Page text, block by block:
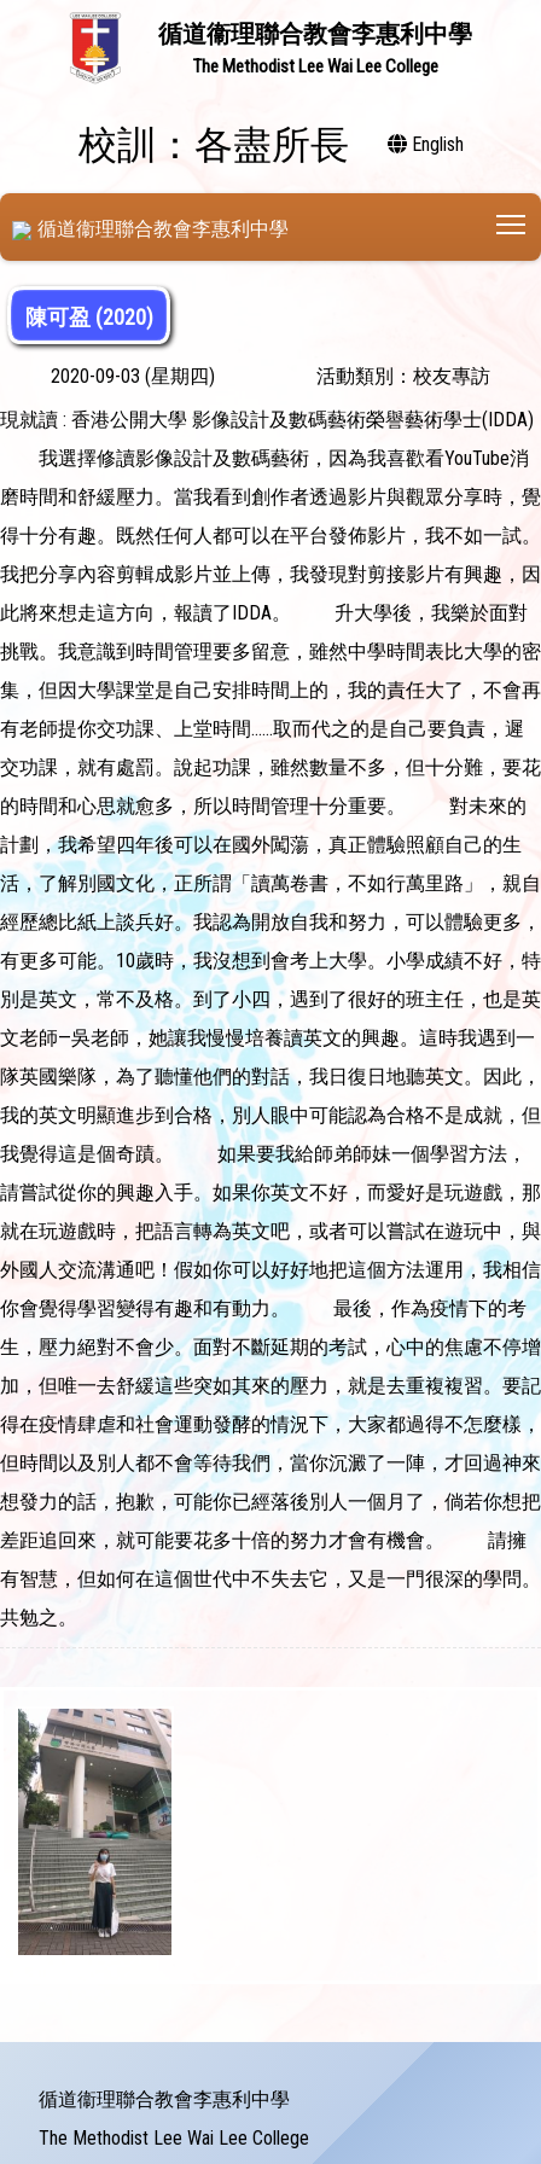
循道衞理聯合教會李惠利中學
The Methodist Lee Wai Lee College
校訓：各盡所長 English
循道衞理聯合教會李惠利中學
陳可盈 (2020)
2020-09-03 (星期四)
活動類別：校友專訪
現就讀 : 香港公開大學 影像設計及數碼藝術榮譽藝術學士(IDDA)
我選擇修讀影像設計及數碼藝術，因為我喜歡看YouTube消
磨時間和舒緩壓力。當我看到創作者透過影片與觀眾分享時，覺
得十分有趣。既然任何人都可以在平台發佈影片，我不如一試。
我把分享內容剪輯成影片並上傳，我發現對剪接影片有興趣，因
此將來想走這方向，報讀了IDDA。 升大學後，我樂於面對
挑戰。我意識到時間管理要多留意，雖然中學時間表比大學的密
集，但因大學課堂是自己安排時間上的，我的責任大了，不會再
有老師提你交功課、上堂時間......取而代之的是自己要負責，遲
交功課，就有處罰。說起功課，雖然數量不多，但十分難，要花
的時間和心思就愈多，所以時間管理十分重要。 對未來的
計劃，我希望四年後可以在國外闖蕩，真正體驗照顧自己的生
活，了解別國文化，正所謂「讀萬卷書，不如行萬里路」，親自
經歷總比紙上談兵好。我認為開放自我和努力，可以體驗更多，
有更多可能。10歲時，我沒想到會考上大學。小學成績不好，特
別是英文，常不及格。到了小四，遇到了很好的班主任，也是英
文老師—吳老師，她讓我慢慢培養讀英文的興趣。這時我遇到一
隊英國樂隊，為了聽懂他們的對話，我日復日地聽英文。因此，
我的英文明顯進步到合格，別人眼中可能認為合格不是成就，但
我覺得這是個奇蹟。 如果要我給師弟師妹一個學習方法，
請嘗試從你的興趣入手。如果你英文不好，而愛好是玩遊戲，那
就在玩遊戲時，把語言轉為英文吧，或者可以嘗試在遊玩中，與
外國人交流溝通吧！假如你可以好好地把這個方法運用，我相信
你會覺得學習變得有趣和有動力。 最後，作為疫情下的考
生，壓力絕對不會少。面對不斷延期的考試，心中的焦慮不停增
加，但唯一去舒緩這些突如其來的壓力，就是去重複複習。要記
得在疫情肆虐和社會運動發酵的情況下，大家都過得不怎麼樣，
但時間以及別人都不會等待我們，當你沉澱了一陣，才回過神來
想發力的話，抱歉，可能你已經落後別人一個月了，倘若你想把
差距追回來，就可能要花多十倍的努力才會有機會。 請擁
有智慧，但如何在這個世代中不失去它，又是一門很深的學問。
共勉之。
循道衞理聯合教會李惠利中學
The Methodist Lee Wai Lee College